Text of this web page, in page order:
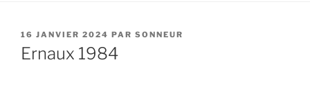
PUBLIÉ
LE
16 JANVIER 2024 PAR SONNEUR
Ernaux 1984